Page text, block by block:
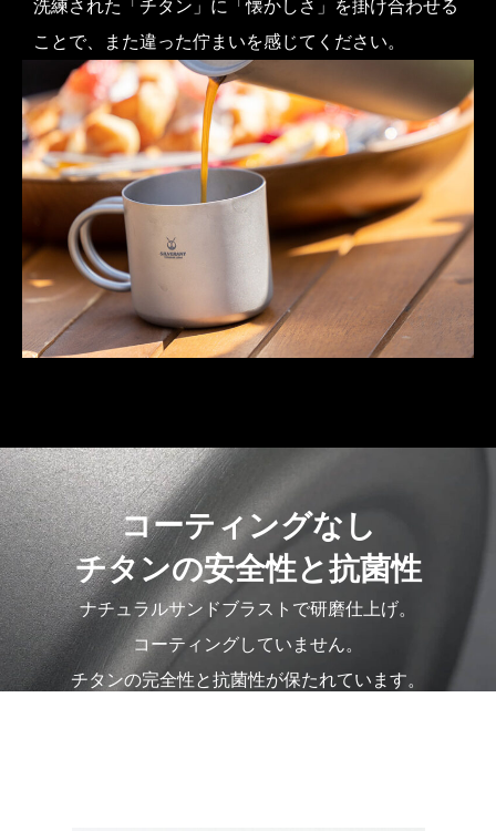
洗練された「チタン」に「懐かしさ」を掛け合わせる
ことで、また違った佇まいを感じてください。
コーティングなし
チタンの安全性と抗菌性
ナチュラルサンドブラストで研磨仕上げ。
コーティングしていません。
チタンの完全性と抗菌性が保たれています。